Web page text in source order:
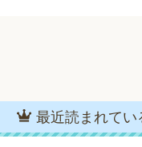
最近読まれてい